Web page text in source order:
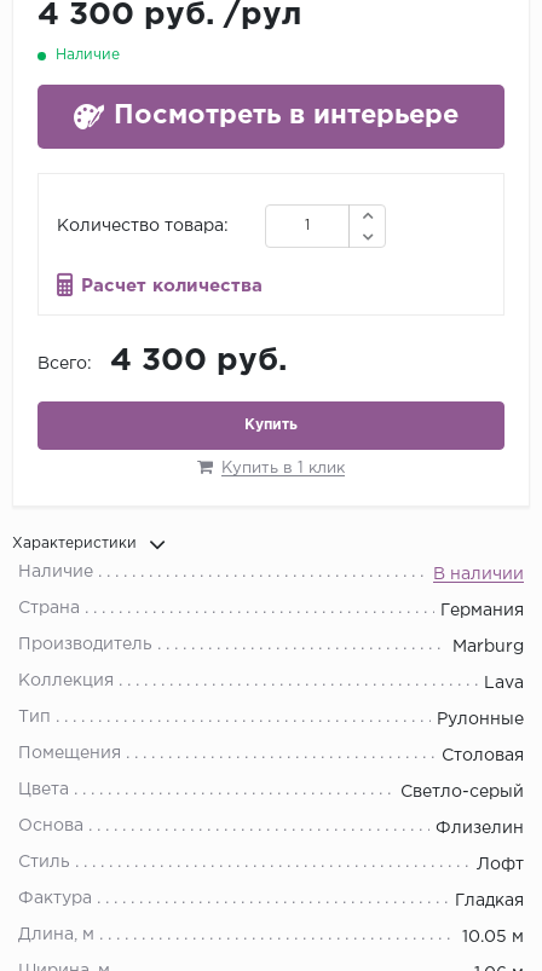
4 300 руб. /рул
Наличие
Посмотреть в интерьере
Количество товара:
Расчет количества
Всего: 4 300 руб.
Купить
Купить в 1 клик
Характеристики
Наличие В наличии
Страна Германия
Производитель Marburg
Коллекция Lava
Тип Рулонные
Помещения Столовая
Цвета Светло-серый
Основа Флизелин
Стиль Лофт
Фактура Гладкая
Длина, м 10.05 м